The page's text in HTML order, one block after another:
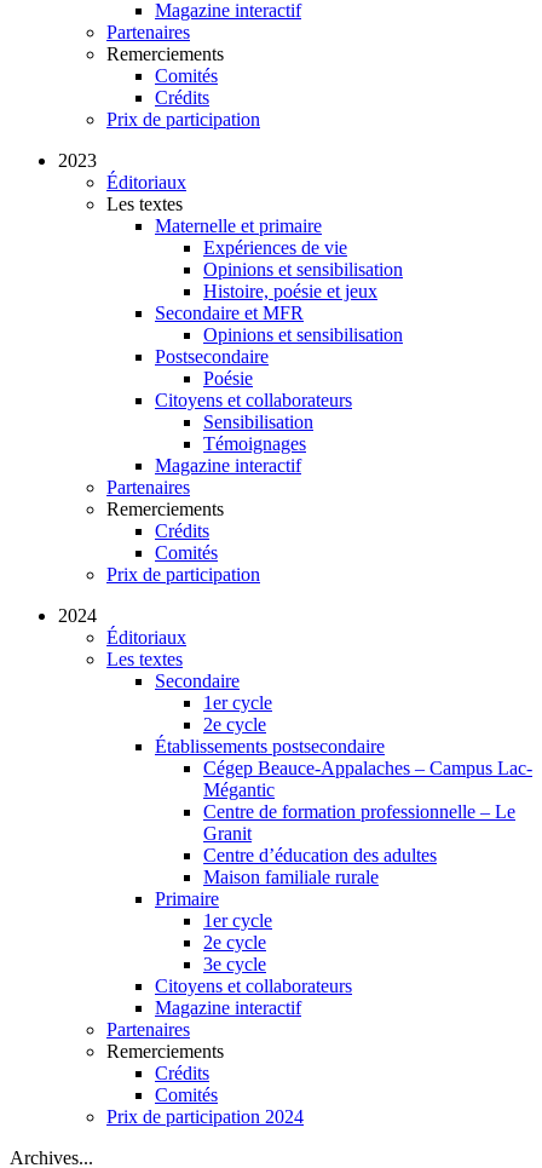
Magazine interactif
Partenaires
Remerciements
Comités
Crédits
Prix de participation
2023
Éditoriaux
Les textes
Maternelle et primaire
Expériences de vie
Opinions et sensibilisation
Histoire, poésie et jeux
Secondaire et MFR
Opinions et sensibilisation
Postsecondaire
Poésie
Citoyens et collaborateurs
Sensibilisation
Témoignages
Magazine interactif
Partenaires
Remerciements
Crédits
Comités
Prix de participation
2024
Éditoriaux
Les textes
Secondaire
1er cycle
2e cycle
Établissements postsecondaire
Cégep Beauce-Appalaches – Campus Lac-
Mégantic
Centre de formation professionnelle – Le
Granit
Centre d’éducation des adultes
Maison familiale rurale
Primaire
1er cycle
2e cycle
3e cycle
Citoyens et collaborateurs
Magazine interactif
Partenaires
Remerciements
Crédits
Comités
Prix de participation 2024
Archives...